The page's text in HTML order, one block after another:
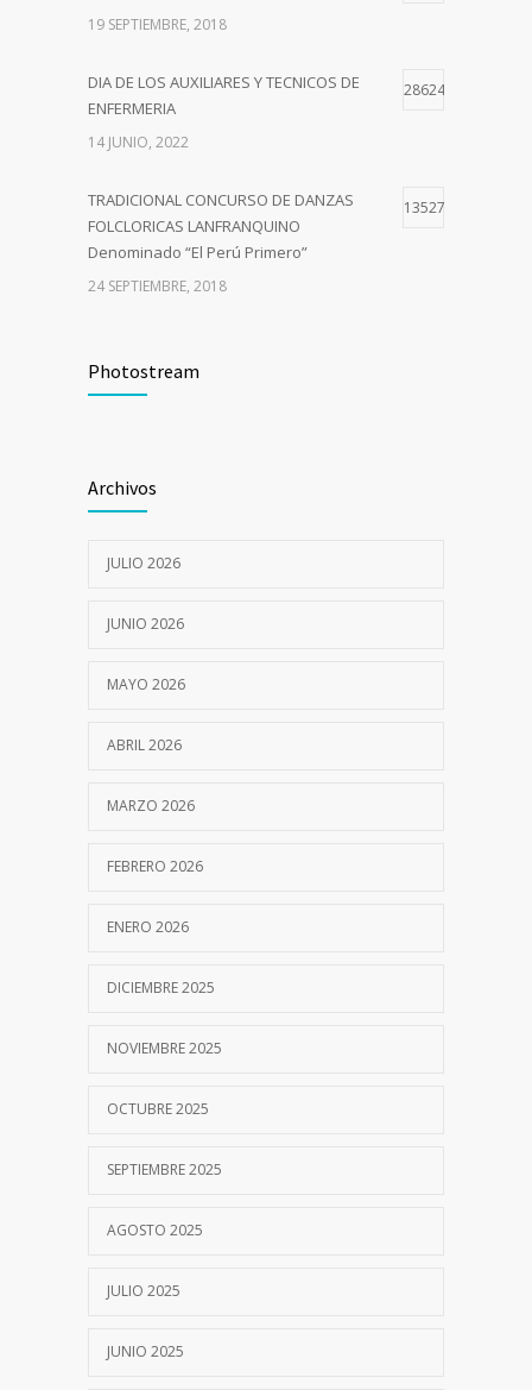
19 SEPTIEMBRE, 2018
DIA DE LOS AUXILIARES Y TECNICOS DE
ENFERMERIA
28624
14 JUNIO, 2022
TRADICIONAL CONCURSO DE DANZAS
FOLCLORICAS LANFRANQUINO
Denominado “El Perú Primero”
13527
24 SEPTIEMBRE, 2018
Seguridad y Salud en el Trabajo del Sector
Público
I CAMPAÑA DE SALUD INTEGRAL GRATUITA
Photostream
Archivos
JULIO 2026
JUNIO 2026
MAYO 2026
ABRIL 2026
MARZO 2026
FEBRERO 2026
ENERO 2026
DICIEMBRE 2025
NOVIEMBRE 2025
OCTUBRE 2025
SEPTIEMBRE 2025
AGOSTO 2025
JULIO 2025
JUNIO 2025